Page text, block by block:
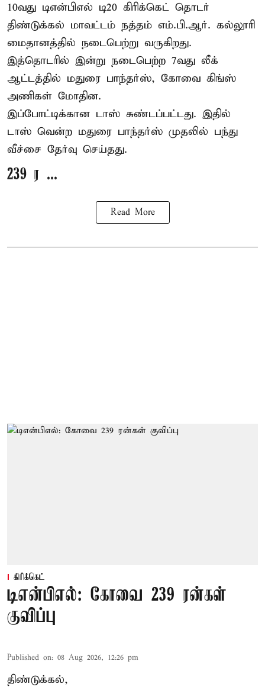
10வது டிஎன்பிஎல் டி20 கிரிக்கெட் தொடர்
திண்டுக்கல் மாவட்டம் நத்தம் எம்.பி.ஆர். கல்லூரி
மைதானத்தில் நடைபெற்று வருகிறது.
இத்தொடரில் இன்று நடைபெற்ற 7வது லீக்
ஆட்டத்தில் மதுரை பாந்தர்ஸ், கோவை கிங்ஸ்
அணிகள் மோதின.
இப்போட்டிக்கான டாஸ் சுண்டப்பட்டது. இதில்
டாஸ் வென்ற மதுரை பாந்தர்ஸ் முதலில் பந்து
வீச்சை தேர்வு செய்தது.
239 ர ...
Read More
கிரிக்கெட்
டிஎன்பிஎல்: கோவை 239 ரன்கள்
குவிப்பு
Published on: 08 Aug 2026, 12:26 pm
திண்டுக்கல்,